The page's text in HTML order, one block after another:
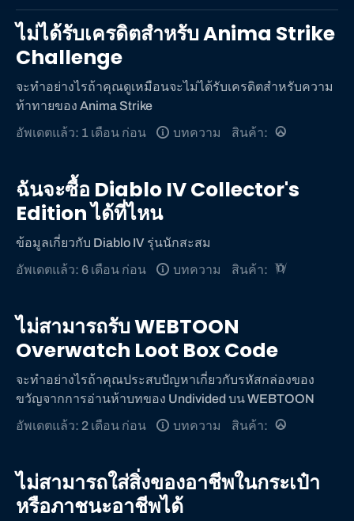
Harga
Pembuatan
Neon
Box
Salon
Kecantikan
Terpercaya
ไม่ได้รับเครดิตสําหรับ Anima Strike
Challenge
จะทําอย่างไรถ้าคุณดูเหมือนจะไม่ได้รับเครดิตสําหรับความ
ท้าทายของ Anima Strike
อัพเดตแล้ว: 1 เดือน ก่อน
บทความ สินค้า:
ฉันจะซื้อ Diablo IV Collector's
Edition ได้ที่ไหน
ข้อมูลเกี่ยวกับ Diablo IV รุ่นนักสะสม
อัพเดตแล้ว: 6 เดือน ก่อน
บทความ สินค้า:
ไม่สามารถรับ WEBTOON
Overwatch Loot Box Code
จะทําอย่างไรถ้าคุณประสบปัญหาเกี่ยวกับรหัสกล่องของ
ขวัญจากการอ่านห้าบทของ Undivided บน WEBTOON
อัพเดตแล้ว: 2 เดือน ก่อน
บทความ สินค้า:
ไม่สามารถใส่สิ่งของอาชีพในกระเป๋า
หรือภาชนะอาชีพได้